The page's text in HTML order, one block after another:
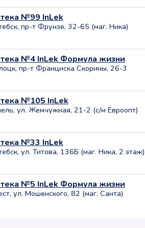
№99 InLek
пр-т Фрунзе, 32-65 (маг. Ника)
№4 InLek Формула жизни
пр-т Франциска Скорины, 26-3
№105 InLek
ул. Жемчужная, 21-2 (с/м Евроопт)
№33 InLek
ул. Титова, 136Б (маг. Ника, 2 этаж)
№5 InLek Формула жизни
ул. Мошенского, 82 (маг. Санта)